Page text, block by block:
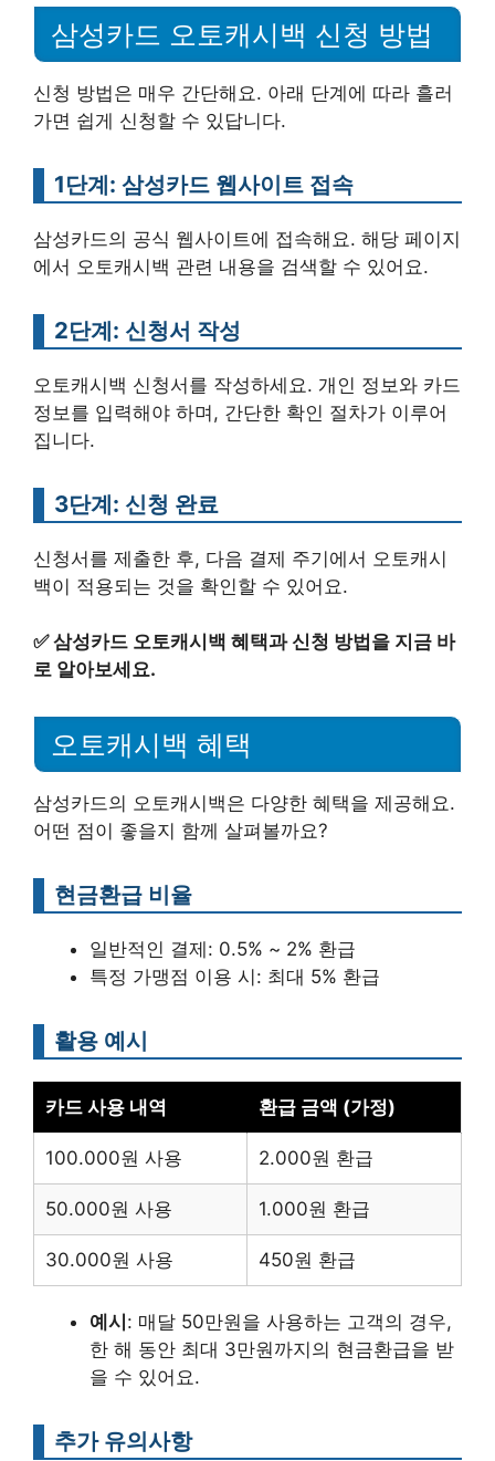
삼성카드 오토캐시백 신청 방법
신청 방법은 매우 간단해요. 아래 단계에 따라 흘러
가면 쉽게 신청할 수 있답니다.
1단계: 삼성카드 웹사이트 접속
삼성카드의 공식 웹사이트에 접속해요. 해당 페이지
에서 오토캐시백 관련 내용을 검색할 수 있어요.
2단계: 신청서 작성
오토캐시백 신청서를 작성하세요. 개인 정보와 카드
정보를 입력해야 하며, 간단한 확인 절차가 이루어
집니다.
3단계: 신청 완료
신청서를 제출한 후, 다음 결제 주기에서 오토캐시
백이 적용되는 것을 확인할 수 있어요.
✅삼성카드 오토캐시백 혜택과 신청 방법을 지금 바
로 알아보세요.
오토캐시백 혜택
삼성카드의 오토캐시백은 다양한 혜택을 제공해요.
어떤 점이 좋을지 함께 살펴볼까요?
현금환급 비율
일반적인 결제: 0.5% ~ 2% 환급
특정 가맹점 이용 시: 최대 5% 환급
활용 예시
카드 사용 내역 환급 금액 (가정)
100.000원 사용 2.000원 환급
50.000원 사용 1.000원 환급
30.000원 사용 450원 환급
예시: 매달 50만원을 사용하는 고객의 경우,
한 해 동안 최대 3만원까지의 현금환급을 받
을 수 있어요.
추가 유의사항